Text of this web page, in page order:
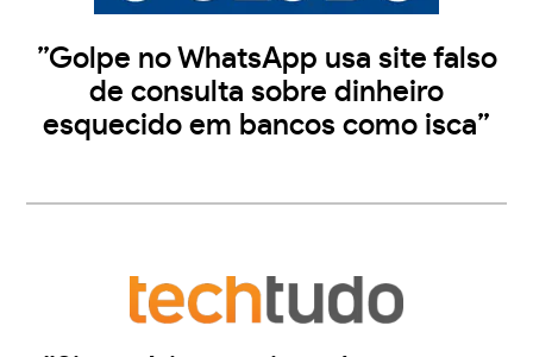
”Golpe no WhatsApp usa site falso
de consulta sobre dinheiro
esquecido em bancos como isca”